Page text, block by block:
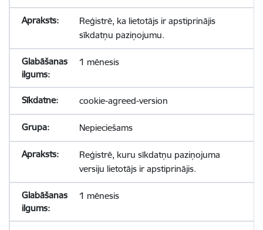
Reģistrē, ka lietotājs ir apstiprinājis
sīkdatņu paziņojumu.
1 mēnesis
cookie-agreed-version
Nepieciešams
Reģistrē, kuru sīkdatņu paziņojuma
versiju lietotājs ir apstiprinājis.
1 mēnesis